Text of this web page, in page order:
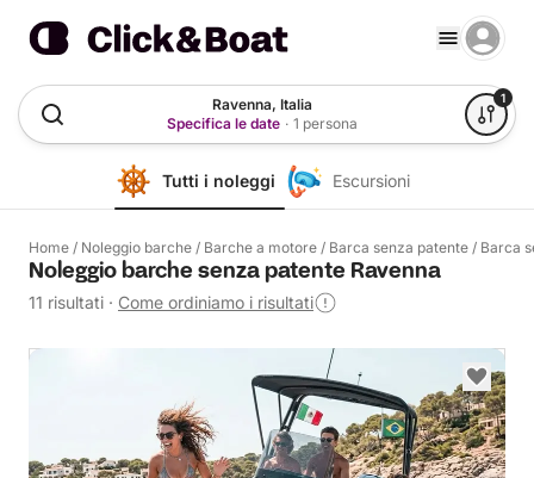
Ravenna, Italia
Specifica le date · 1 persona
1
Tutti i noleggi Escursioni
Home / Noleggio barche / Barche a motore / Barca senza patente / Barca
Noleggio barche senza patente Ravenna
11 risultati · Come ordiniamo i risultati